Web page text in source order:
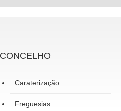
CONCELHO
Caraterização
Freguesias